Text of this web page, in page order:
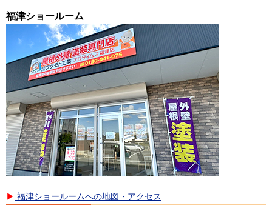
福津ショールーム
▶ 福津ショールームへの地図・アクセス